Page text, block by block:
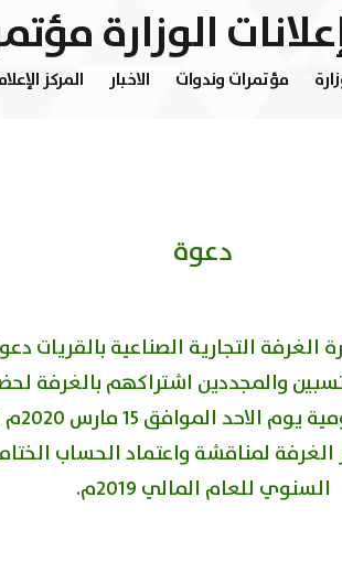
الوزارة
مؤتمرات وندوات الاخبار المركز
دعوة
التجارية الصناعية بالقريات
والمجددين اشتراكهم بالغرفة
الجمعية
لمناقشة واعتماد الحساب
السنوي للعام المالي 2019م.